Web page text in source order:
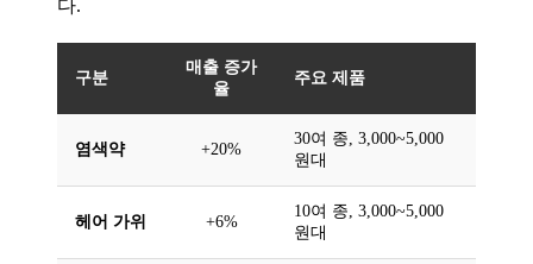
다.
구분
매출 증가
율
주요 제품
염색약 +20%
30여 종, 3,000~5,000
원대
헤어 가위 +6%
10여 종, 3,000~5,000
원대